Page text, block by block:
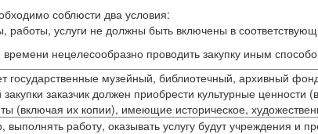
соблюсти два условия:
работы, услуги не должны быть включены в
времени нецелесообразно проводить закупку иным
государственные музейный, библиотечный, архивный
закупки заказчик должен приобрести культурные
(включая их копии), имеющие историческое,
выполнять работу, оказывать услугу будут учреждения